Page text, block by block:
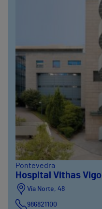
Pontevedra
Hospital Vithas Vigo
Vía Norte, 48
986821100